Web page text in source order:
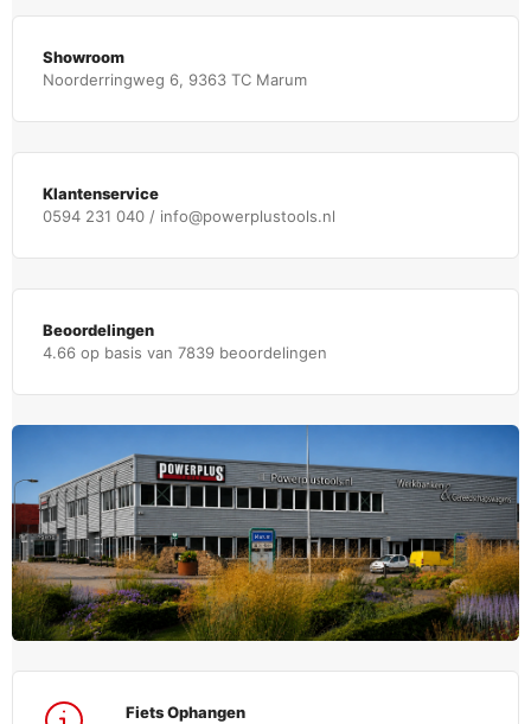
Showroom
Noorderringweg 6, 9363 TC Marum
Klantenservice
0594 231 040 / info@powerplustools.nl
Beoordelingen
4.66 op basis van 7839 beoordelingen
Fiets Ophangen